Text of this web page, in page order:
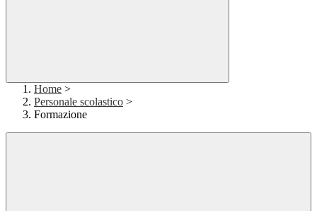
Home >
Personale scolastico >
Formazione